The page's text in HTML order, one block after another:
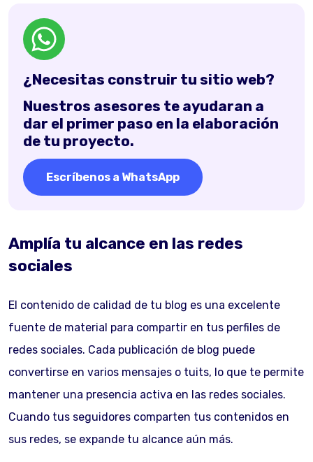
¿Necesitas construir tu sitio web?
Nuestros asesores te ayudaran a
dar el primer paso en la elaboración
de tu proyecto.
Escríbenos a WhatsApp
Amplía tu alcance en las redes
sociales
El contenido de calidad de tu blog es una excelente
fuente de material para compartir en tus perfiles de
redes sociales. Cada publicación de blog puede
convertirse en varios mensajes o tuits, lo que te permite
mantener una presencia activa en las redes sociales.
Cuando tus seguidores comparten tus contenidos en
sus redes, se expande tu alcance aún más.